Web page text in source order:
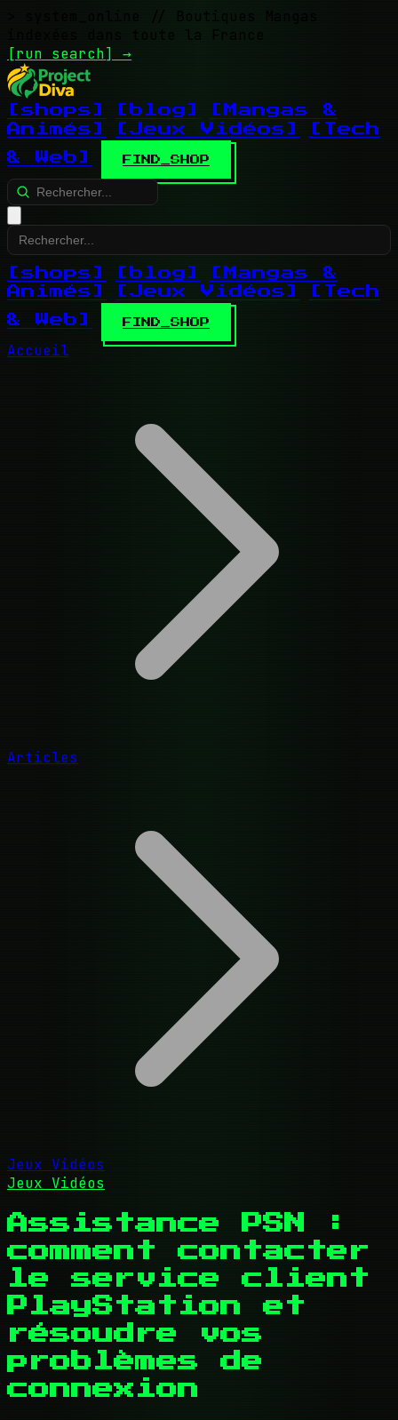
// Boutiques Mangas
indexées dans toute la France
[run search] →
[shops] [blog]
[Mangas &
Animés]
[Jeux Vidéos]
[Tech
& Web]
FIND_SHOP
[shops] [blog]
[Mangas &
Animés]
[Jeux Vidéos]
[Tech
& Web]
FIND_SHOP
Accueil
Articles
Jeux Vidéos
Jeux Vidéos
Assistance PSN :
comment contacter
le service client
PlayStation et
résoudre vos
problèmes de
connexion